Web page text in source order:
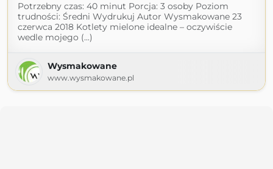
Potrzebny czas: 40 minut Porcja: 3 osoby Poziom
trudności: Średni Wydrukuj Autor Wysmakowane 23
czerwca 2018 Kotlety mielone idealne – oczywiście
wedle mojego (...)
Wysmakowane
www.wysmakowane.pl